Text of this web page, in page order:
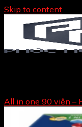
Skip to content
Giới thiệu
Sản phẩm
TỦ BẾP
All in one 90 viên –